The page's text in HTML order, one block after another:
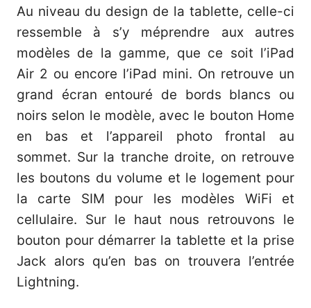
Au niveau du design de la tablette, celle-ci
ressemble à s’y méprendre aux autres
modèles de la gamme, que ce soit l’iPad
Air 2 ou encore l’iPad mini. On retrouve un
grand écran entouré de bords blancs ou
noirs selon le modèle, avec le bouton Home
en bas et l’appareil photo frontal au
sommet. Sur la tranche droite, on retrouve
les boutons du volume et le logement pour
la carte SIM pour les modèles WiFi et
cellulaire. Sur le haut nous retrouvons le
bouton pour démarrer la tablette et la prise
Jack alors qu’en bas on trouvera l’entrée
Lightning.